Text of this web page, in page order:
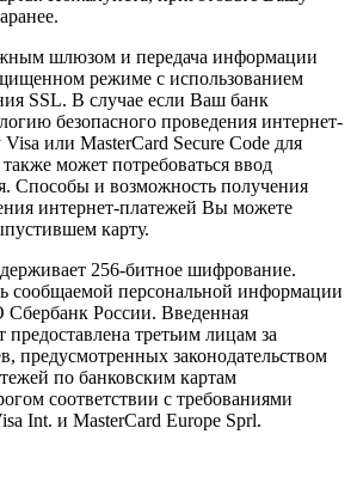
шлюзом и передача информации
режиме с использованием
SSL. В случае если Ваш банк
безопасного проведения интернет-
или MasterCard Secure Code для
может потребоваться ввод
Способы и возможность получения
интернет-платежей Вы можете
карту.
256-битное шифрование.
сообщаемой персональной информации
Сбербанк России. Введенная
третьим лицам за
предусмотренных законодательством
по банковским картам
соответствии с требованиями
Int. и MasterCard Europe Sprl.